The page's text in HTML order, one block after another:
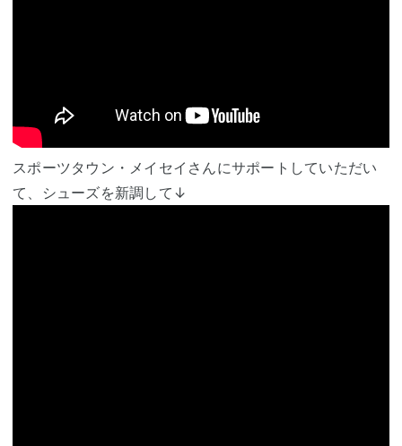
スポーツタウン・メイセイさんにサポートしていただい
て、シューズを新調して↓